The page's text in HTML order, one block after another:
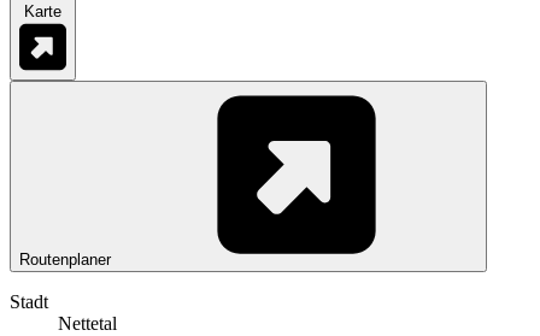
Karte
Routenplaner
Stadt
Nettetal